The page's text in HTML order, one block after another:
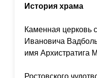
История храма
Каменная церковь
Ивановича
имя Архистратига
Ростовского